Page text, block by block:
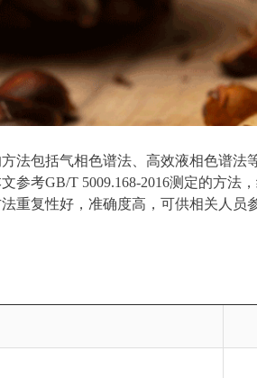
法包括气相色谱法、高效液相色谱
参考GB/T 5009.168-2016测定的方法
重复性好，准确度高，可供相关人员